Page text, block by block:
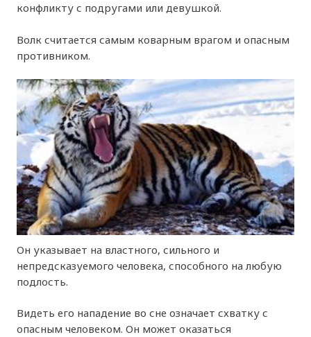
конфликту с подругами или девушкой.
Волк считается самым коварным врагом и опасным
противником.
Он указывает на властного, сильного и
непредсказуемого человека, способного на любую
подлость.
Видеть его нападение во сне означает схватку с
опасным человеком. Он может оказаться